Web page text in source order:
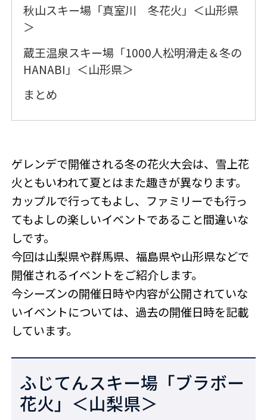
秋山スキー場「真室川 冬花火」＜山形県
＞
蔵王温泉スキー場「1000人松明滑走＆冬の
HANABI」＜山形県＞
まとめ
ゲレンデで開催される冬の花火大会は、雪上花
火ともいわれて夏とはまた趣きが異なります。
カップルで行ってもよし、ファミリーでも行っ
てもよしの楽しいイベントであること間違いな
しです。
今回は山梨県や群馬県、福島県や山形県などで
開催されるイベントをご紹介します。
今シーズンの開催日時や内容が公開されていな
いイベントについては、過去の開催日時を記載
しています。
ふじてんスキー場「ブラボー
花火」＜山梨県＞